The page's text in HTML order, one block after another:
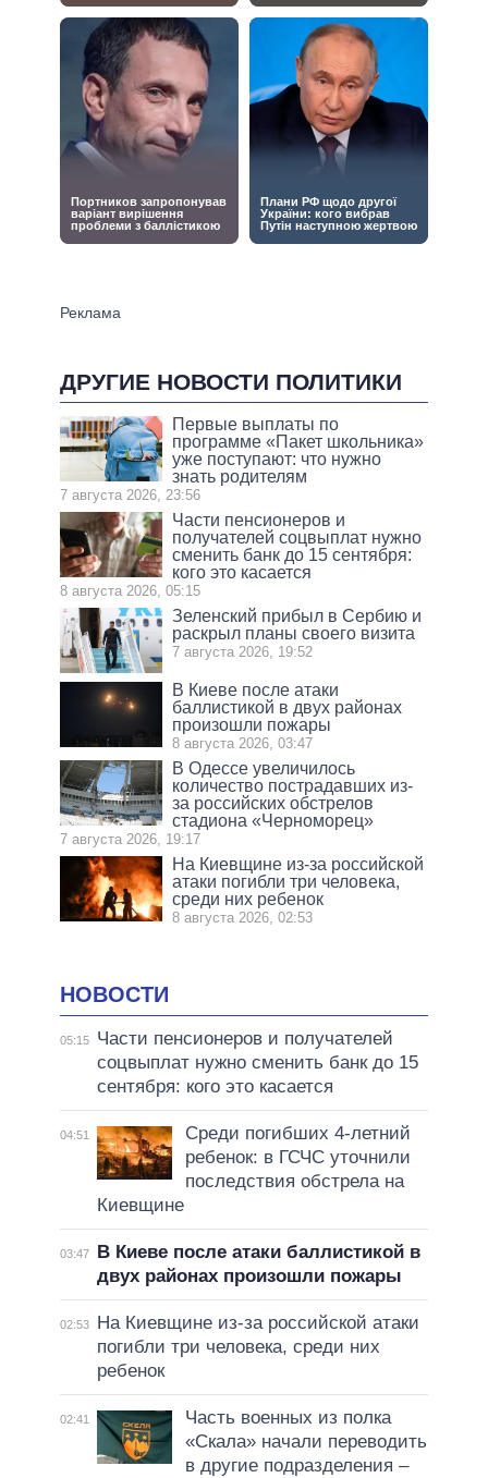
ДРУГИЕ НОВОСТИ ПОЛИТИКИ
Первые выплаты по
программе «Пакет школьника»
уже поступают: что нужно
знать родителям
7 августа 2026, 23:56
Части пенсионеров и
получателей соцвыплат нужно
сменить банк до 15 сентября:
кого это касается
8 августа 2026, 05:15
Зеленский прибыл в Сербию и
раскрыл планы своего визита
7 августа 2026, 19:52
В Киеве после атаки
баллистикой в двух районах
произошли пожары
8 августа 2026, 03:47
В Одессе увеличилось
количество пострадавших из-
за российских обстрелов
стадиона «Черноморец»
7 августа 2026, 19:17
На Киевщине из-за российской
атаки погибли три человека,
среди них ребенок
8 августа 2026, 02:53
НОВОСТИ
05:15
Части пенсионеров и получателей
соцвыплат нужно сменить банк до 15
сентября: кого это касается
04:51
Среди погибших 4-летний
ребенок: в ГСЧС уточнили
последствия обстрела на
Киевщине
03:47
В Киеве после атаки баллистикой в
двух районах произошли пожары
02:53
На Киевщине из-за российской атаки
погибли три человека, среди них
ребенок
02:41
Часть военных из полка
«Скала» начали переводить
в другие подразделения –